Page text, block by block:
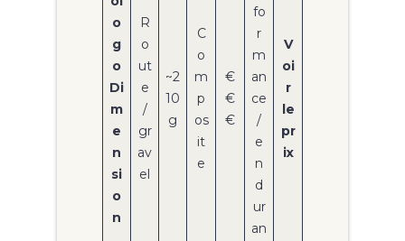
o
g
o
Di
m
e
n
si
o
n
R
o
ut
e
/
gr
av
el
~2
10
g
C
o
m
p
os
it
e
€
€
€
fo
r
m
an
ce
/
e
n
d
ur
an
V
oi
r
le
pr
ix